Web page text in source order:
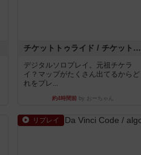
チケットトゥライド / チケットトゥライドアメリカ
デジタルソロプレイ。元祖チケラ
イ？マップがたくさん出てるからど
れをプレ...
約4時間前 by おーちゃん
リプレイ